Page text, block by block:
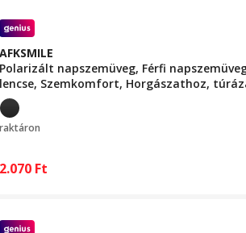
AFKSMILE
Polarizált napszemüveg, Férfi
lencse, Szemkomfort, Horgászathoz,
Műanyag, 141x50x134mm, Fekete/Kék
raktáron
2.070 Ft